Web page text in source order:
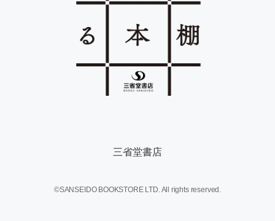
三省堂書店
©SANSEIDO BOOKSTORE LTD. All rights reserved.